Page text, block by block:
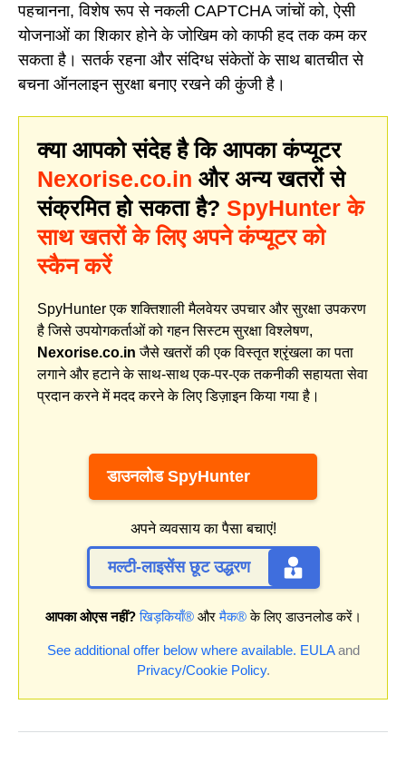
पहचानना, विशेष रूप से नकली CAPTCHA जांचों को, ऐसी
योजनाओं का शिकार होने के जोखिम को काफी हद तक कम कर
सकता है। सतर्क रहना और संदिग्ध संकेतों के साथ बातचीत से
बचना ऑनलाइन सुरक्षा बनाए रखने की कुंजी है।
क्या आपको संदेह है कि आपका कंप्यूटर
Nexorise.co.in और अन्य खतरों से
संक्रमित हो सकता है? SpyHunter के
साथ खतरों के लिए अपने कंप्यूटर को
स्कैन करें
SpyHunter एक शक्तिशाली मैलवेयर उपचार और सुरक्षा उपकरण
है जिसे उपयोगकर्ताओं को गहन सिस्टम सुरक्षा विश्लेषण,
Nexorise.co.in जैसे खतरों की एक विस्तृत श्रृंखला का पता
लगाने और हटाने के साथ-साथ एक-पर-एक तकनीकी सहायता सेवा
प्रदान करने में मदद करने के लिए डिज़ाइन किया गया है।
डाउनलोड SpyHunter
अपने व्यवसाय का पैसा बचाएं!
मल्टी-लाइसेंस छूट उद्धरण
आपका ओएस नहीं? खिड़कियाँ®औरमैक®के लिए डाउनलोड करें।
See additional offer below where available. EULAand
Privacy/Cookie Policy.